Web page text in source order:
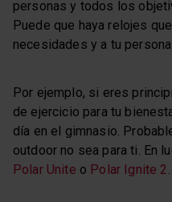
personas y todos los
Puede que haya relojes
necesidades y a tu
Por ejemplo, si eres
de ejercicio para tu
día en el gimnasio.
outdoor no sea para ti. En
Polar Unite o Polar Ignite 2.